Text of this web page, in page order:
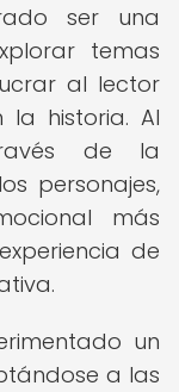
ser una
temas
al lector
historia. Al
de la
personajes,
más
de
un
a las